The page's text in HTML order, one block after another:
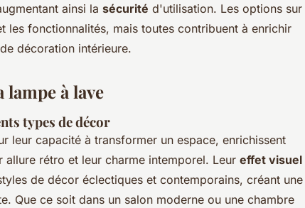
ainsi la sécurité d'utilisation. Les options sur
les fonctionnalités, mais toutes contribuent à enrichir
décoration intérieure.
lampe à lave
types de décor
leur capacité à transformer un espace, enrichissent
rétro et leur charme intemporel. Leur effet visuel
de décor éclectiques et contemporains, créant une
Que ce soit dans un salon moderne ou une chambre